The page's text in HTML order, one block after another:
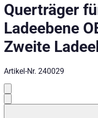
Querträger
Ladeebene
Zweite
Artikel-Nr. 240029